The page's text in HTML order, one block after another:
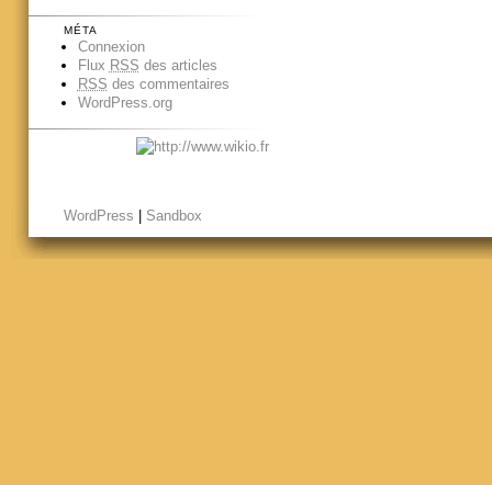
MÉTA
Connexion
Flux RSS des articles
RSS des commentaires
WordPress.org
WordPress Sandbox